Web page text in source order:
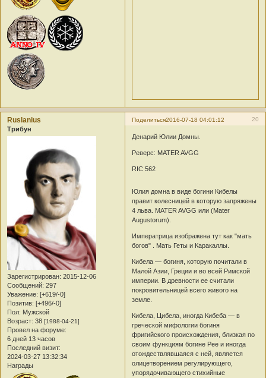
Поделиться 20
2016-07-18 04:01:12
Ruslanius
Трибун
Зарегистрирован: 2015-12-06
Сообщений: 297
Уважение: [+619/-0]
Позитив: [+496/-0]
Пол: Мужской
Возраст: 38 [1988-04-21]
Провел на форуме:
6 дней 13 часов
Последний визит:
2024-03-27 13:32:34
Награды
Денарий Юлии Домны.
Реверс: MATER AVGG
RIC 562
Юлия домна в виде богини Кибелы
правит колесницей в которую запряжены
4 льва. MATER AVGG или (Mater
Augustorum).
Императрица изображена тут как "мать
богов" . Мать Геты и Каракаллы.
Кибела — богиня, которую почитали в
Малой Азии, Греции и во всей Римской
империи. В древности ее считали
покровительницей всего живого на
земле.
Кибела, Цибела, иногда Кибеба — в
греческой мифологии богиня
фригийского происхождения, близкая по
своим функциям богине Рее и иногда
отождествлявшаяся с ней, является
олицетворением регулирующего,
упорядочивающего стихийные